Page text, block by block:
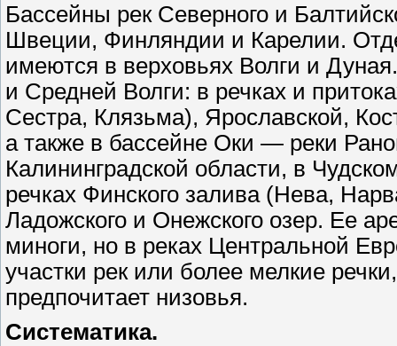
Бассейны рек Северного и
Швеции, Финляндии и Карелии.
имеются в верховьях Волги и
и Средней Волги: в речках и
Сестра, Клязьма), Ярославской,
а также в бассейне Оки — реки
Калининградской области, в
речках Финского залива (Нева,
Ладожского и Онежского озер. Ее
миноги, но в реках Центральной
участки рек или более мелкие
предпочитает низовья.
Систематика.